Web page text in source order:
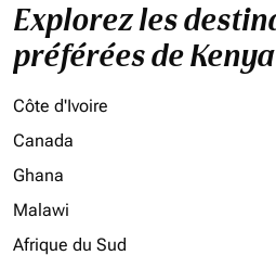
Explorez les
préférées de
Côte d'Ivoire
Canada
Ghana
Malawi
Afrique du Sud